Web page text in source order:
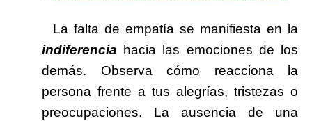
La falta de empatía se manifiesta en la
indiferencia hacia las emociones de los
demás. Observa cómo reacciona la
persona frente a tus alegrías, tristezas o
preocupaciones. La ausencia de una